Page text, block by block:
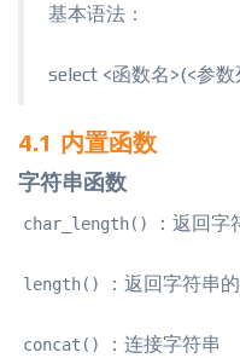
基本语法：
select <函数名>(<参数
4.1 内置函数
字符串函数
char_length() ：返回
length() ：返回字符串
concat() ：连接字符串